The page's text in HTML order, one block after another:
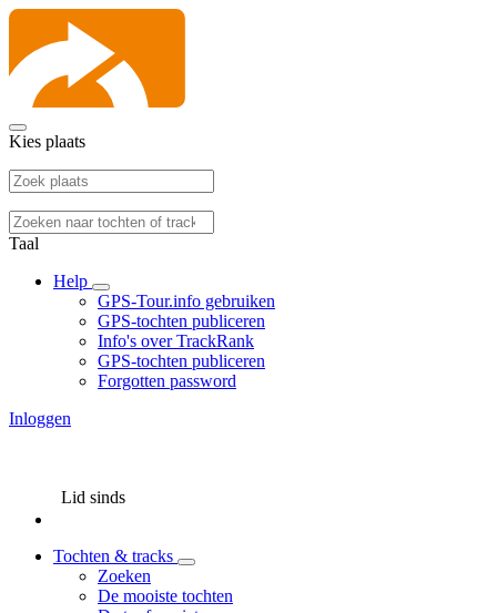
Kies plaats
Taal
Help
GPS-Tour.info gebruiken
GPS-tochten publiceren
Info's over TrackRank
GPS-tochten publiceren
Forgotten password
Inloggen
Lid sinds
Tochten & tracks
Zoeken
De mooiste tochten